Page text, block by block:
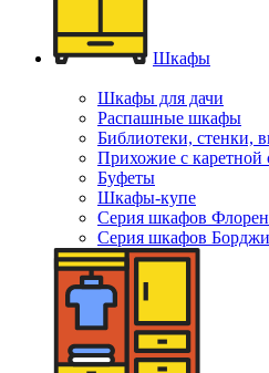
Шкафы
Шкафы для дачи
Распашные шкафы
Библиотеки, стенки,
Прихожие с каретной
Буфеты
Шкафы-купе
Серия шкафов
Серия шкафов